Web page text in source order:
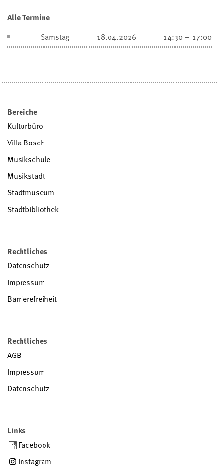
Alle Termine
Samstag
18.04.2026 14:30 – 17:00
Bereiche
Kulturbüro
Villa Bosch
Musikschule
Musikstadt
Stadtmuseum
Stadtbibliothek
Rechtliches
Datenschutz
Impressum
Barrierefreiheit
Rechtliches
AGB
Impressum
Datenschutz
Links
Facebook
Instagram